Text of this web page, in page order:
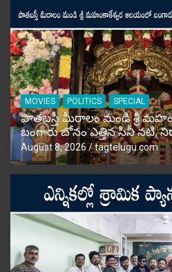
MOVIES POLITICS SPECIAL
పాతబస్తీ మీరాలం మండి శ్రీ
బంగారు బోనం ఎత్తిన సినీ నటి,
August 8, 2026 tagtelugu.com